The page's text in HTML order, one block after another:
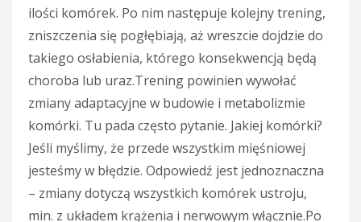
ilości komórek. Po nim następuje kolejny trening,
zniszczenia się pogłębiają, aż wreszcie dojdzie do
takiego osłabienia, którego konsekwencją będą
choroba lub uraz.Trening powinien wywołać
zmiany adaptacyjne w budowie i metabolizmie
komórki. Tu pada często pytanie. Jakiej komórki?
Jeśli myślimy, że przede wszystkim mięśniowej
jesteśmy w błędzie. Odpowiedź jest jednoznaczna
– zmiany dotyczą wszystkich komórek ustroju,
min. z układem krążenia i nerwowym włącznie.Po